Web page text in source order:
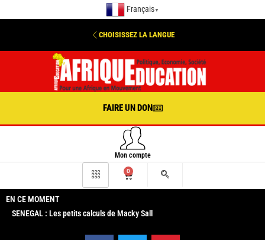
Français ▼
CHOISISSEZ LA LANGUE
FAIRE UN DON
Mon compte
0
EN CE MOMENT
SENEGAL : Les petits calculs de Macky Sall